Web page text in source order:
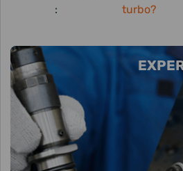
:
turbo?